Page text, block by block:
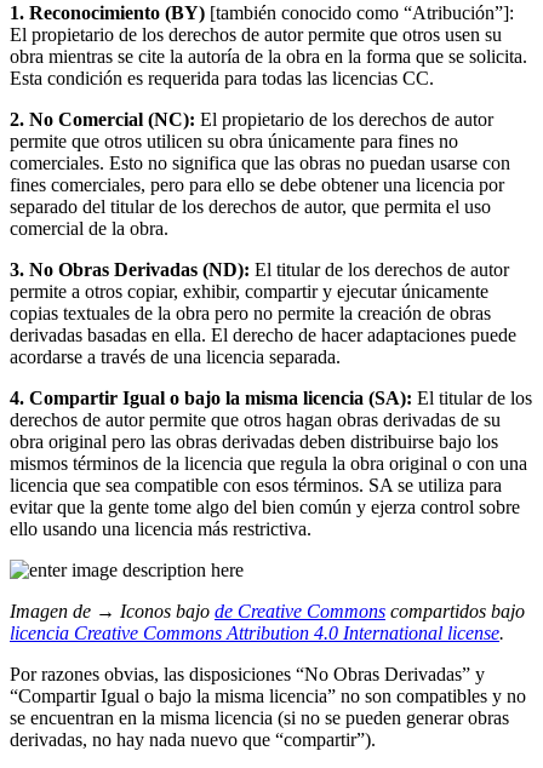
1. Reconocimiento (BY) [también conocido como “Atribución”]:
El propietario de los derechos de autor permite que otros usen su
obra mientras se cite la autoría de la obra en la forma que se solicita.
Esta condición es requerida para todas las licencias CC.
2. No Comercial (NC): El propietario de los derechos de autor
permite que otros utilicen su obra únicamente para fines no
comerciales. Esto no significa que las obras no puedan usarse con
fines comerciales, pero para ello se debe obtener una licencia por
separado del titular de los derechos de autor, que permita el uso
comercial de la obra.
3. No Obras Derivadas (ND): El titular de los derechos de autor
permite a otros copiar, exhibir, compartir y ejecutar únicamente
copias textuales de la obra pero no permite la creación de obras
derivadas basadas en ella. El derecho de hacer adaptaciones puede
acordarse a través de una licencia separada.
4. Compartir Igual o bajo la misma licencia (SA): El titular de los
derechos de autor permite que otros hagan obras derivadas de su
obra original pero las obras derivadas deben distribuirse bajo los
mismos términos de la licencia que regula la obra original o con una
licencia que sea compatible con esos términos. SA se utiliza para
evitar que la gente tome algo del bien común y ejerza control sobre
ello usando una licencia más restrictiva.
Imagen de → Iconos bajo de Creative Commons compartidos bajo
licencia Creative Commons Attribution 4.0 International license.
Por razones obvias, las disposiciones “No Obras Derivadas” y
“Compartir Igual o bajo la misma licencia” no son compatibles y no
se encuentran en la misma licencia (si no se pueden generar obras
derivadas, no hay nada nuevo que “compartir”).